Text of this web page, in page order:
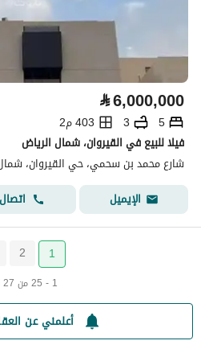
⃁6,000,000
5
3
403 م2
فيلا للبيع في القيروان، شمال الرياض
شارع محمد بن سحمي، حي القيروان،
الإيميل
اتصال
1
2
1 - 25 من 27 فلل
أعلمني عن